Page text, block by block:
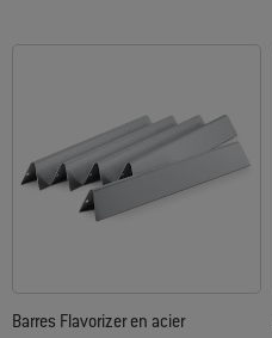
Barres Flavorizer en acier